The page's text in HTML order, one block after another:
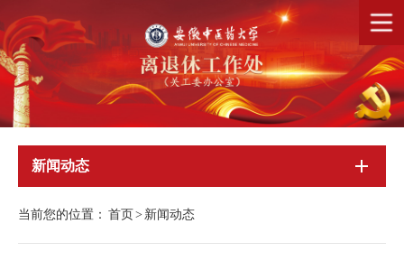
新闻动态
当前您的位置： 首页 > 新闻动态